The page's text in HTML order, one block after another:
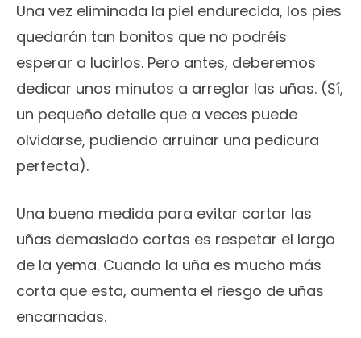
Una vez eliminada la piel endurecida, los pies
quedarán tan bonitos que no podréis
esperar a lucirlos. Pero antes, deberemos
dedicar unos minutos a arreglar las uñas. (Sí,
un pequeño detalle que a veces puede
olvidarse, pudiendo arruinar una pedicura
perfecta).
Una buena medida para evitar cortar las
uñas demasiado cortas es respetar el largo
de la yema. Cuando la uña es mucho más
corta que esta, aumenta el riesgo de uñas
encarnadas.